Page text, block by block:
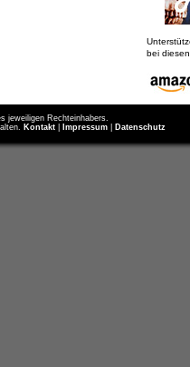
bei
jeweiligen Rechteinhabers.
Kontakt Impressum Datenschutz